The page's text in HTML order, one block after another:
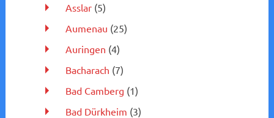
Asslar(5)
Aumenau (25)
Auringen (4)
Bacharach (7)
Bad Camberg (1)
Bad Dürkheim (3)